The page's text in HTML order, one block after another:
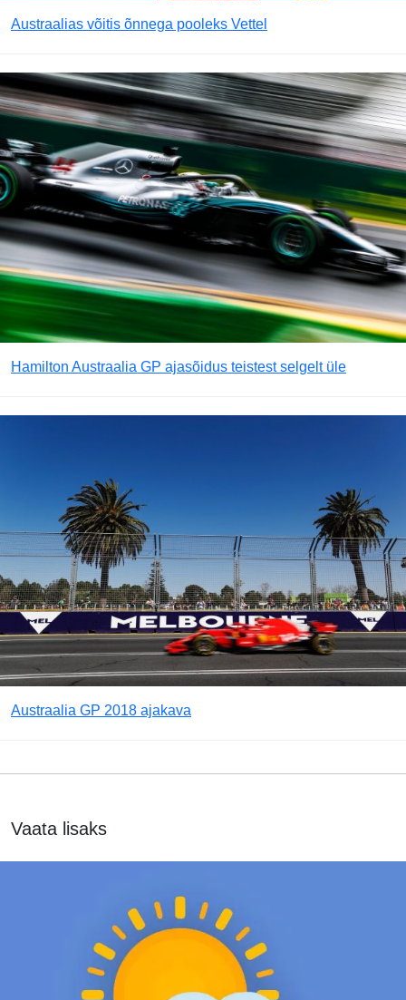
Austraalias võitis õnnega pooleks Vettel
Hamilton Austraalia GP ajasõidus teistest selgelt üle
Austraalia GP 2018 ajakava
Vaata lisaks